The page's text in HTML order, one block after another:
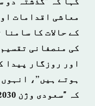
کہا کہ "گذشتہ دو
معاشی اقدامات
کے حالات کا
کی منصفانی
اور روزگار پیدا
ہوتے ہیں”،